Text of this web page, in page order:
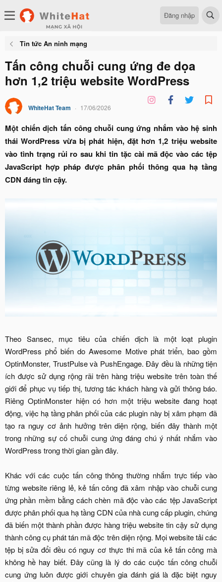
Đăng nhập
Tin tức An ninh mạng
Tấn công chuỗi cung ứng đe dọa
hơn 1,2 triệu website WordPress
WhiteHat Team 17/06/2026
Một chiến dịch tấn công chuỗi cung ứng nhắm vào hệ sinh
thái WordPress vừa bị phát hiện, đặt hơn 1,2 triệu website
vào tình trạng rủi ro sau khi tin tặc cài mã độc vào các tệp
JavaScript hợp pháp được phân phối thông qua hạ tầng
CDN đáng tin cậy.
Theo Sansec, mục tiêu của chiến dịch là một loạt plugin
WordPress phổ biến do Awesome Motive phát triển, bao gồm
OptinMonster, TrustPulse và PushEngage. Đây đều là những tiện
ích được sử dụng rộng rãi trên hàng triệu website trên toàn thế
giới để phục vụ tiếp thị, tương tác khách hàng và gửi thông báo.
Riêng OptinMonster hiện có hơn một triệu website đang hoạt
động, việc hạ tầng phân phối của các plugin này bị xâm phạm đã
tạo ra nguy cơ ảnh hưởng trên diện rộng, biến đây thành một
trong những sự cố chuỗi cung ứng đáng chú ý nhất nhắm vào
WordPress trong thời gian gần đây.
Khác với các cuộc tấn công thông thường nhắm trực tiếp vào
từng website riêng lẻ, kẻ tấn công đã xâm nhập vào chuỗi cung
ứng phần mềm bằng cách chèn mã độc vào các tệp JavaScript
được phân phối qua hạ tầng CDN của nhà cung cấp plugin, chúng
đã biến một thành phần được hàng triệu website tin cậy sử dụng
thành công cụ phát tán mã độc trên diện rộng. Mọi website tải các
tệp bị sửa đổi đều có nguy cơ thực thi mã của kẻ tấn công mà
không hề hay biết. Đây cũng là lý do các cuộc tấn công chuỗi
cung ứng luôn được giới chuyên gia đánh giá là đặc biệt nguy